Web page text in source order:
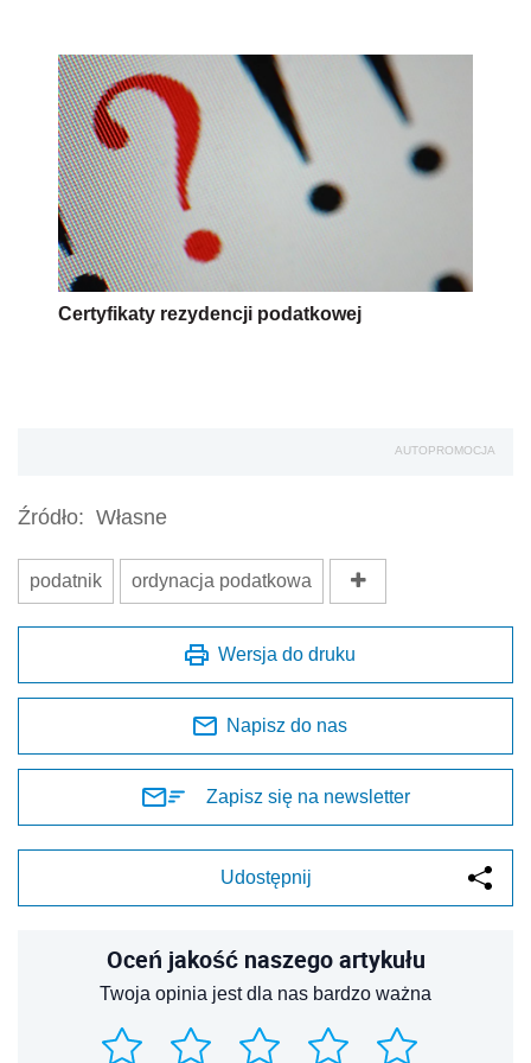
Certyfikaty rezydencji podatkowej
AUTOPROMOCJA
Źródło: Własne
podatnik ordynacja podatkowa
Wersja do druku
Napisz do nas
Zapisz się na newsletter
Udostępnij
Oceń jakość naszego artykułu
Twoja opinia jest dla nas bardzo ważna